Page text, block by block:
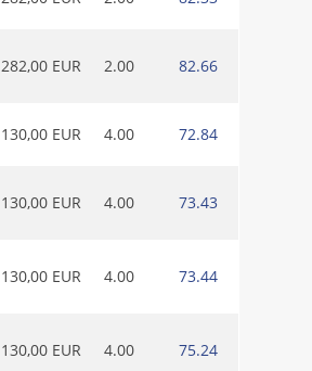
282,00 EUR 2.00 82.66
130,00 EUR 4.00 72.84
130,00 EUR 4.00 73.43
130,00 EUR 4.00 73.44
130,00 EUR 4.00 75.24